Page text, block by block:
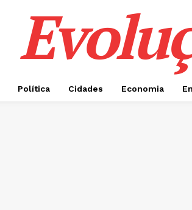
Política Cidades Economia